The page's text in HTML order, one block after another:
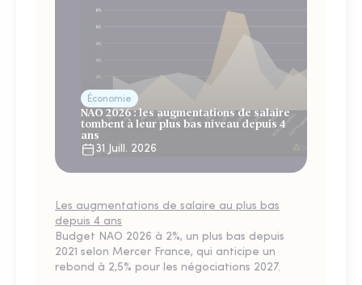
Économie
NAO 2026 : les augmentations de salaire
tombent à leur plus bas niveau depuis 4
ans
31 Juill. 2026
Les augmentations de salaire au plus bas
depuis 4 ans
Budget NAO 2026 à 2%, un plus bas depuis
2021 selon Mercer France, qui anticipe un
rebond à 2,5% pour les négociations 2027.